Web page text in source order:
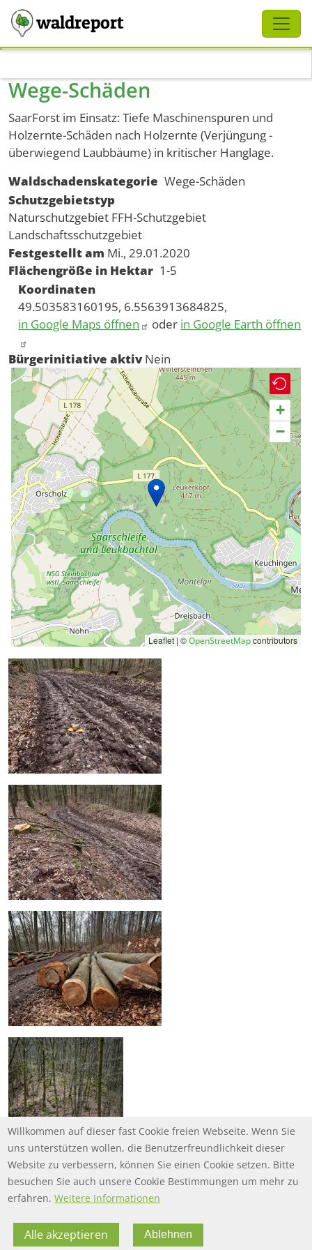
waldreport
Wege-Schäden
SaarForst im Einsatz: Tiefe Maschinenspuren und
Holzernte-Schäden nach Holzernte (Verjüngung -
überwiegend Laubbäume) in kritischer Hanglage.
Waldschadenskategorie Wege-Schäden
Schutzgebietstyp
Naturschutzgebiet FFH-Schutzgebiet
Landschaftsschutzgebiet
Festgestellt am Mi., 29.01.2020
Flächengröße in Hektar 1-5
Koordinaten
49.503583160195, 6.5563913684825,
in Google Maps öffnen
oder in Google Earth öffnen
Bürgerinitiative aktiv Nein
+
−
Leaflet | ©OpenStreetMapcontributors
Schliessen
FOOTER MENU FOOTER-DATENSCHUTZ
Datenschutz
Willkommen auf dieser fast Cookie freien Webseite. Wenn Sie
uns unterstützen wollen, die Benutzerfreundlichkeit dieser
Website zu verbessern, können Sie einen Cookie setzen. Bitte
besuchen Sie auch unsere Cookie Bestimmungen um mehr zu
erfahren. Weitere Informationen
Alle akzeptieren Ablehnen